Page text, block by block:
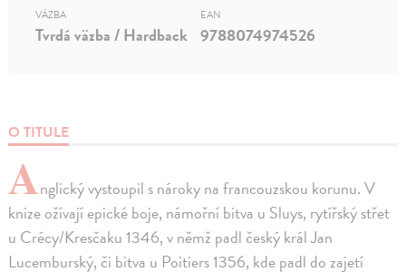
O TITULE
Anglický vystoupil s nároky na francouzskou korunu. V
knize ožívají epické boje, námořní bitva u Sluys, rytířský střet
u Crécy/Kresčaku 1346, v němž padl český král Jan
Lucemburský, či bitva u Poitiers 1356, kde padl do zajetí
VÄZBA
Tvrdá väzba / Hardback
EAN
9788074974526